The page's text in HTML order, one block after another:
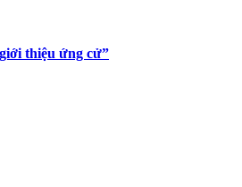
thiệu ứng cử”